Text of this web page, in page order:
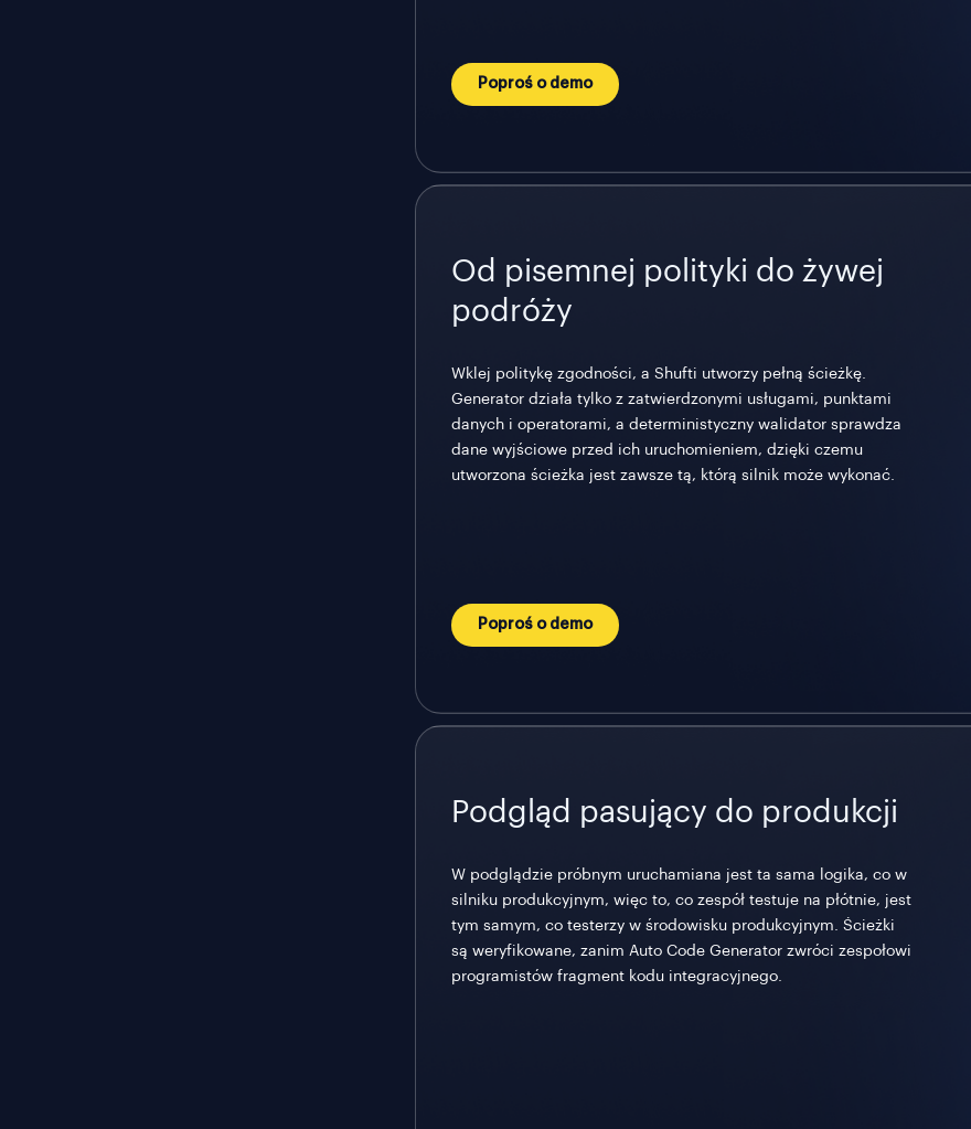
Poproś o demo
Od pisemnej polityki do żywej
podróży
Wklej politykę zgodności, a Shufti utworzy pełną ścieżkę.
Generator działa tylko z zatwierdzonymi usługami, punktami
danych i operatorami, a deterministyczny walidator sprawdza
dane wyjściowe przed ich uruchomieniem, dzięki czemu
utworzona ścieżka jest zawsze tą, którą silnik może wykonać.
Poproś o demo
Podgląd pasujący do produkcji
W podglądzie próbnym uruchamiana jest ta sama logika, co w
silniku produkcyjnym, więc to, co zespół testuje na płótnie, jest
tym samym, co testerzy w środowisku produkcyjnym. Ścieżki
są weryfikowane, zanim Auto Code Generator zwróci zespołowi
programistów fragment kodu integracyjnego.